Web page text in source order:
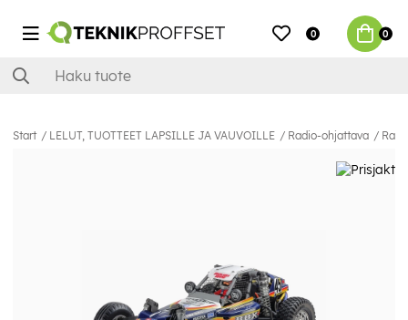
0 0
Start LELUT, TUOTTEET LAPSILLE JA VAUVOILLE Radio-ohjattava